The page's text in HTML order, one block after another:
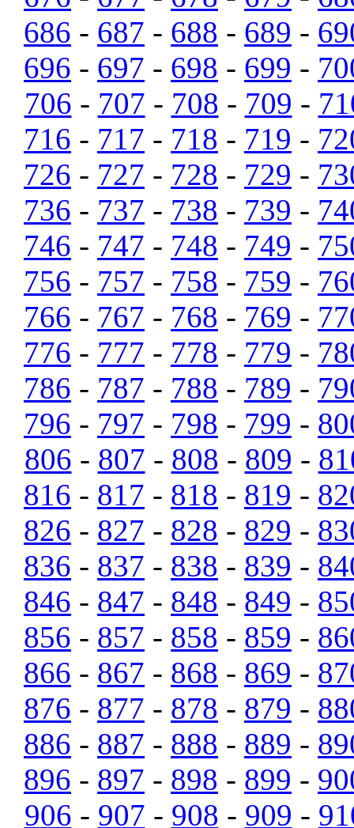
686 - 687 - 688 - 689 -
696 - 697 - 698 - 699 -
706 - 707 - 708 - 709 -
716 - 717 - 718 - 719 -
726 - 727 - 728 - 729 -
736 - 737 - 738 - 739 -
746 - 747 - 748 - 749 -
756 - 757 - 758 - 759 -
766 - 767 - 768 - 769 -
776 - 777 - 778 - 779 -
786 - 787 - 788 - 789 -
796 - 797 - 798 - 799 -
806 - 807 - 808 - 809 -
816 - 817 - 818 - 819 -
826 - 827 - 828 - 829 -
836 - 837 - 838 - 839 -
846 - 847 - 848 - 849 -
856 - 857 - 858 - 859 -
866 - 867 - 868 - 869 -
876 - 877 - 878 - 879 -
886 - 887 - 888 - 889 -
896 - 897 - 898 - 899 -
906 - 907 - 908 - 909 -